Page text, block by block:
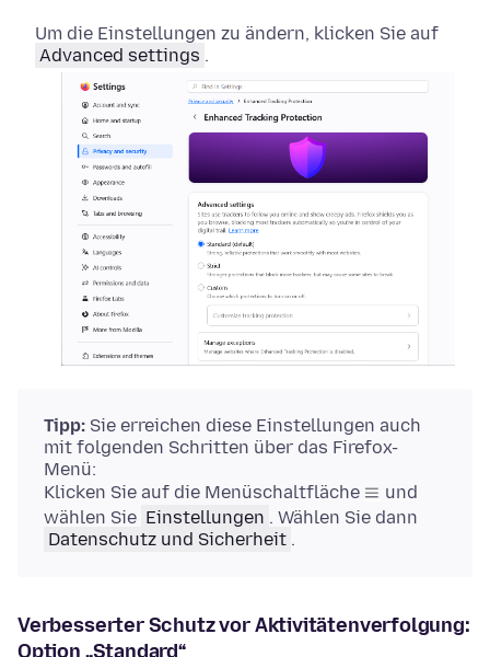
Um die Einstellungen zu ändern, klicken Sie auf
Advanced settings .
Tipp: Sie erreichen diese Einstellungen auch
mit folgenden Schritten über das Firefox-
Menü:
Klicken Sie auf die Menüschaltfläche
und
wählen Sie Einstellungen . Wählen Sie dann
Datenschutz und Sicherheit .
Verbesserter Schutz vor Aktivitätenverfolgung:
Option „Standard“